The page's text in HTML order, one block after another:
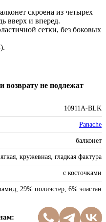
скроена из четырех
вверх и вперед.
сетки, без боковых
возврату не подлежат
10911A-BLK
Panache
балконет
кружевная, гладкая фактура
с косточками
29% полиэстер, 6% эластан